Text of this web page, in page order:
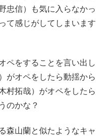
忠信）も気に入らなかっ
て感じがしてしまいます
ペをすることを言い出し
がオペをしたら動揺から
村拓哉）がオペをしたら
のかな？
森山蘭と似たようなキャ